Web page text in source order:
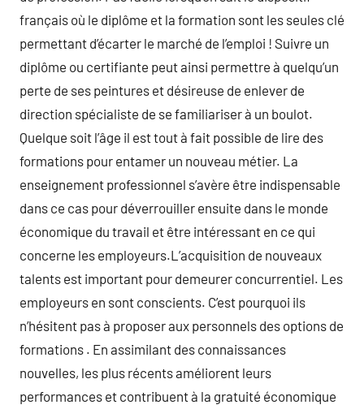
français où le diplôme et la formation sont les seules clé
permettant d’écarter le marché de l’emploi ! Suivre un
diplôme ou certifiante peut ainsi permettre à quelqu’un
perte de ses peintures et désireuse de enlever de
direction spécialiste de se familiariser à un boulot.
Quelque soit l’âge il est tout à fait possible de lire des
formations pour entamer un nouveau métier. La
enseignement professionnel s’avère être indispensable
dans ce cas pour déverrouiller ensuite dans le monde
économique du travail et être intéressant en ce qui
concerne les employeurs.L’acquisition de nouveaux
talents est important pour demeurer concurrentiel. Les
employeurs en sont conscients. C’est pourquoi ils
n’hésitent pas à proposer aux personnels des options de
formations . En assimilant des connaissances
nouvelles, les plus récents améliorent leurs
performances et contribuent à la gratuité économique